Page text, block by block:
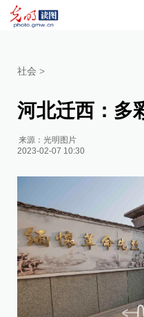
社会 >
河北迁西：多
来源：光明图片
2023-02-07 10:30